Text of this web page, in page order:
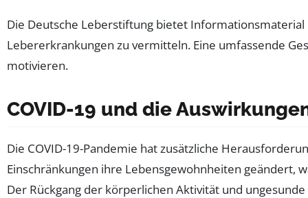
Die Deutsche Leberstiftung bietet
Lebererkrankungen zu vermitteln. Eine umfassende
motivieren.
COVID-19 und die
Die COVID-19-Pandemie hat zusätzliche
Einschränkungen ihre Lebensgewohnheiten geändert,
Der Rückgang der körperlichen Aktivität und